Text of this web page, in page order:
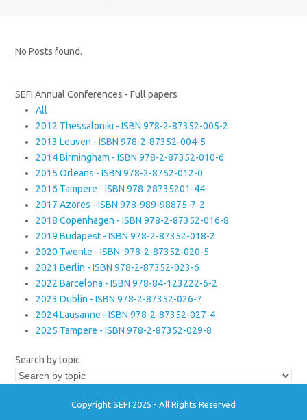
No Posts found.
SEFI Annual Conferences - Full papers
All
2012 Thessaloniki - ISBN 978-2-87352-005-2
2013 Leuven - ISBN 978-2-87352-004-5
2014 Birmingham - ISBN 978-2-87352-010-6
2015 Orleans - ISBN 978-2-8752-012-0
2016 Tampere - ISBN 978-28735201-44
2017 Azores - ISBN 978-989-98875-7-2
2018 Copenhagen - ISBN 978-2-87352-016-8
2019 Budapest - ISBN 978-2-87352-018-2
2020 Twente - ISBN: 978-2-87352-020-5
2021 Berlin - ISBN 978-2-87352-023-6
2022 Barcelona - ISBN 978-84-123222-6-2
2023 Dublin - ISBN 978-2-87352-026-7
2024 Lausanne - ISBN 978-2-87352-027-4
2025 Tampere - ISBN 978-2-87352-029-8
Search by topic
Copyright SEFI 2025 - All Rights Reserved